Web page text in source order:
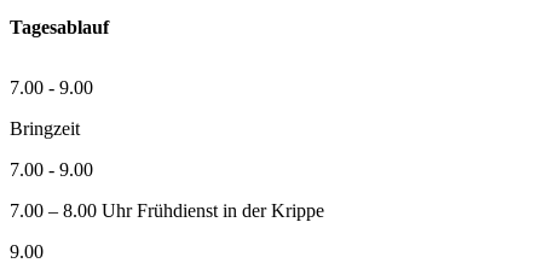
Tagesablauf
7.00 - 9.00
Bringzeit
7.00 - 9.00
7.00 – 8.00 Uhr Frühdienst in der Krippe
9.00